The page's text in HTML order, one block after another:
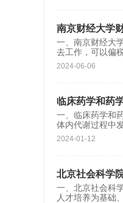
南京财经大学
一、南京财经大
去工作，可以偏
2024-06-06
临床药学和药
一、临床药学和
体内代谢过程中
2024-01-12
北京社会科学
一、北京社会科
人才培养为基础